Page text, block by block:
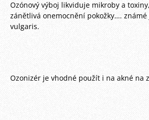
Ozónový výboj likviduje mikroby a
zánětlivá onemocnění pokožky….
vulgaris.
Ozonizér je vhodné použít i na akné na